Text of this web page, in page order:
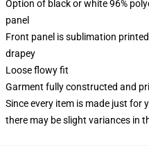
Option of black or white 96%
panel
Front panel is sublimation
drapey
Loose flowy fit
Garment fully constructed and
Since every item is made just for
there may be slight variances in